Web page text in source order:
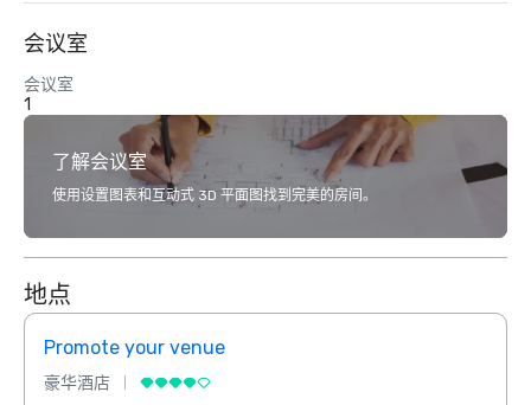
会议室
会议室
1
了解会议室
使用设置图表和互动式 3D 平面图找到完美的房间。
地点
Promote your venue
豪华酒店